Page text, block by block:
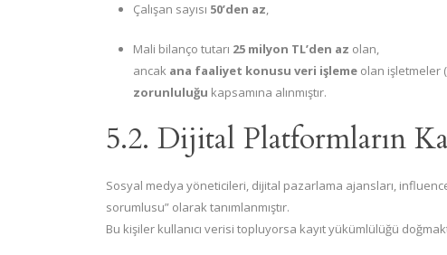
Çalışan sayısı 50’den az,
Mali bilanço tutarı 25 milyon TL’den az olan,
ancak ana faaliyet konusu veri işleme olan işletmeler
zorunluluğu kapsamına alınmıştır.
5.2. Dijital Platformların
Sosyal medya yöneticileri, dijital pazarlama ajansları,
sorumlusu” olarak tanımlanmıştır.
Bu kişiler kullanıcı verisi topluyorsa kayıt yükümlülüğü